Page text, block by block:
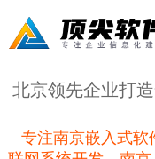
北京领先企业打
专注南京嵌入式软